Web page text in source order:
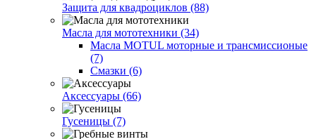
Защита для квадроциклов (88)
Масла для мототехники (34)
Масла MOTUL моторные и трансмиссионые
(7)
Смазки (6)
Аксессуары (66)
Гусеницы (7)